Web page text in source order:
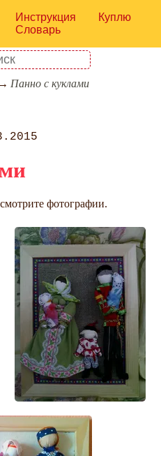
Инструкция
Куплю
Словарь
Панно с куклами
фотографии.